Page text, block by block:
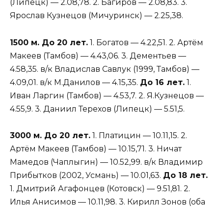
(Липецк) — 2.08,78. 2. Багиров — 2.08,83. 3.
Ярослав Кузнецов (Мичуринск) — 2.25,38.
1500 м. До 20 лет. 1. Богатов — 4.22,51. 2. Артём
Макеев (Тамбов) — 4.43,06. 3. Дементьев —
4.58,35. в/к Владислав Савлук (1999, Тамбов) —
4.09,01. в/к М.Данилов — 4.15,35. До 16 лет. 1.
Иван Ларгин (Тамбов) — 4.53,7. 2. Я.Кузнецов —
4.55,9. 3. Даниил Терехов (Липецк) — 5.51,5.
3000 м. До 20 лет. 1. Платицин — 10.11,15. 2.
Артём Макеев (Тамбов) — 10.15,71. 3. Ничат
Мамедов (Чаплыгин) — 10.52,99. в/к Владимир
Прибытков (2002, Усмань) — 10.01,63. До 18 лет.
1. Дмитрий Агафонцев (Котовск) — 9.51,81. 2.
Илья Анисимов — 10.11,98. 3. Кирилл Зонов (оба